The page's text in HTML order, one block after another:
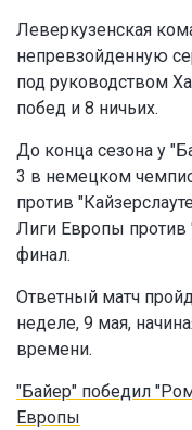
Леверкузенская
непревзойденную
под руководством
побед и 8 ничьих.
До конца сезона у
3 в немецком
против
Лиги Европы
финал.
Ответный матч
неделе, 9 мая,
времени.
"Байер" победил
Европы